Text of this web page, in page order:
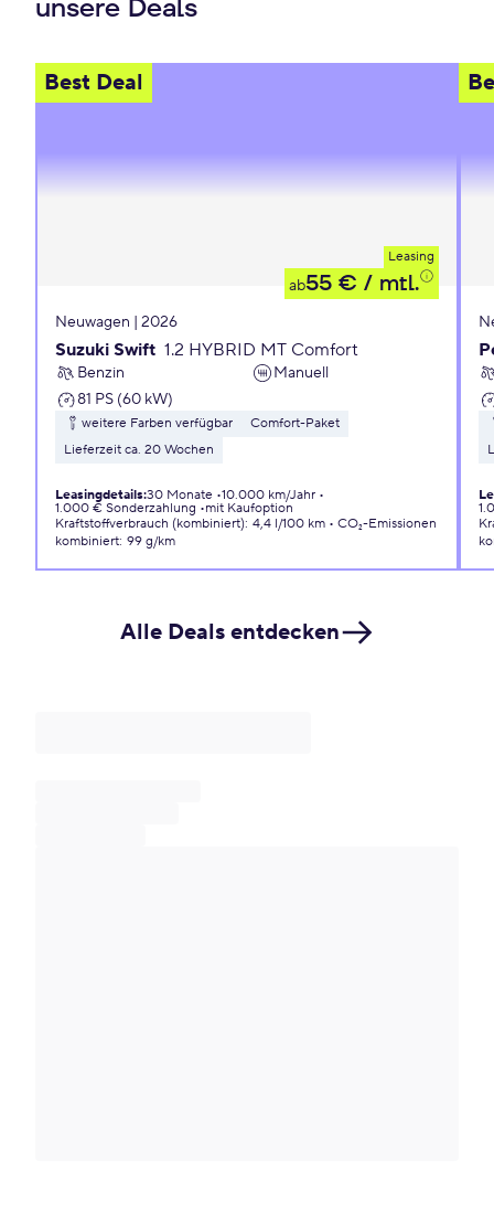
unsere Deals
Best Deal
Leasing
ab55 € / mtl.
Neuwagen | 2026
Suzuki Swift 1.2 HYBRID MT Comfort
Benzin
Manuell
81 PS (60 kW)
weitere Farben verfügbar
Comfort-Paket
Lieferzeit ca. 20 Wochen
Leasingdetails:30 Monate 10.000 km/Jahr
1.000 € Sonderzahlung
mit Kaufoption
Kraftstoffverbrauch (kombiniert): 4,4 l/100 km
CO₂-Emissionen
kombiniert: 99 g/km
Alle Deals entdecken